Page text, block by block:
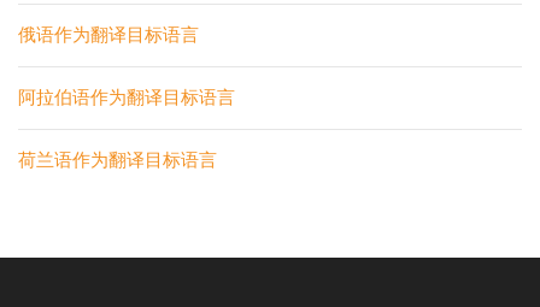
俄语作为翻译目标语言
阿拉伯语作为翻译目标语言
荷兰语作为翻译目标语言